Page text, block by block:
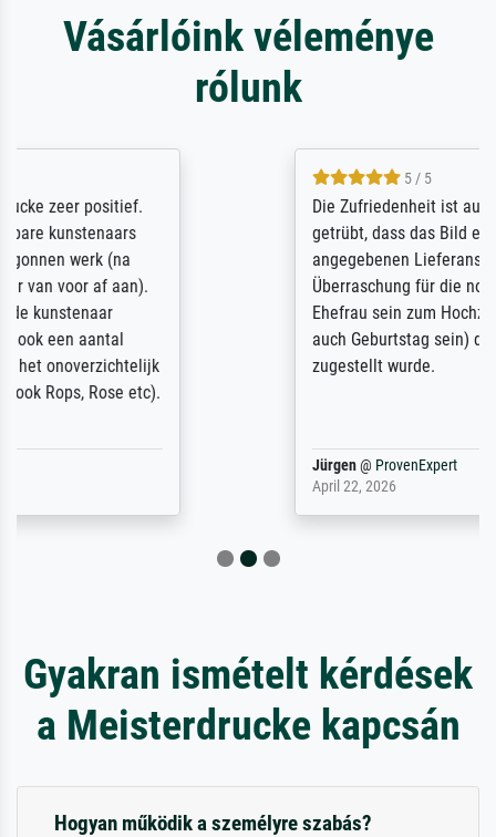
Vásárlóink véleménye
rólunk
Die Zufriedenheit ist auch nicht dadurch
getrübt, dass das Bild entgegen einer
angegebenen Lieferanschrift (sollte eine
Überraschung für die normannische
Ehefrau sein zum Hochzeits- gleichzeitig
auch Geburtstag sein) doch nach zu Hause
zugestellt wurde.
Gyakran ismételt kérdések
a Meisterdrucke kapcsán
Hogyan működik a személyre szabás?